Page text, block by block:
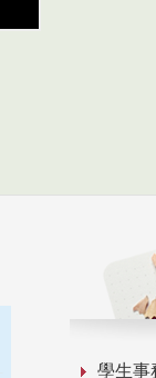
學生事